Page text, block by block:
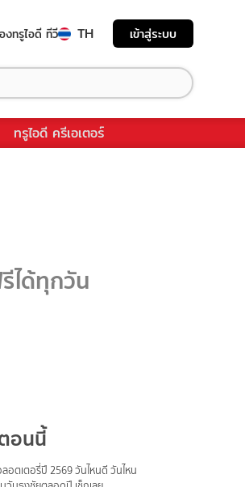
งทรูไอดี ทีวี TH เข้าสู่ระบบ
ทรูไอดี ครีเอเตอร์
ได้ทุกวัน
อนนี้
อตเตอรี่ปี 2569 วันไหนดี วันไหน